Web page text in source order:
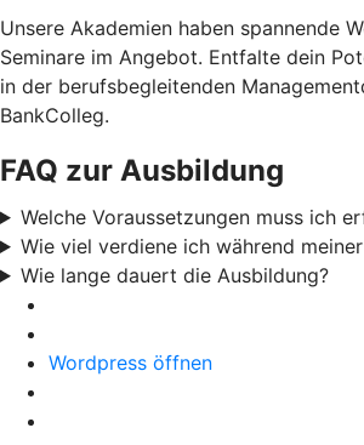
Unsere Akademien haben spannende
Seminare im Angebot. Entfalte dein
in der berufsbegleitenden
BankColleg.
FAQ zur Ausbildung
Welche Voraussetzungen muss ich
Wie viel verdiene ich während
Wie lange dauert die Ausbildung?
Wordpress öffnen